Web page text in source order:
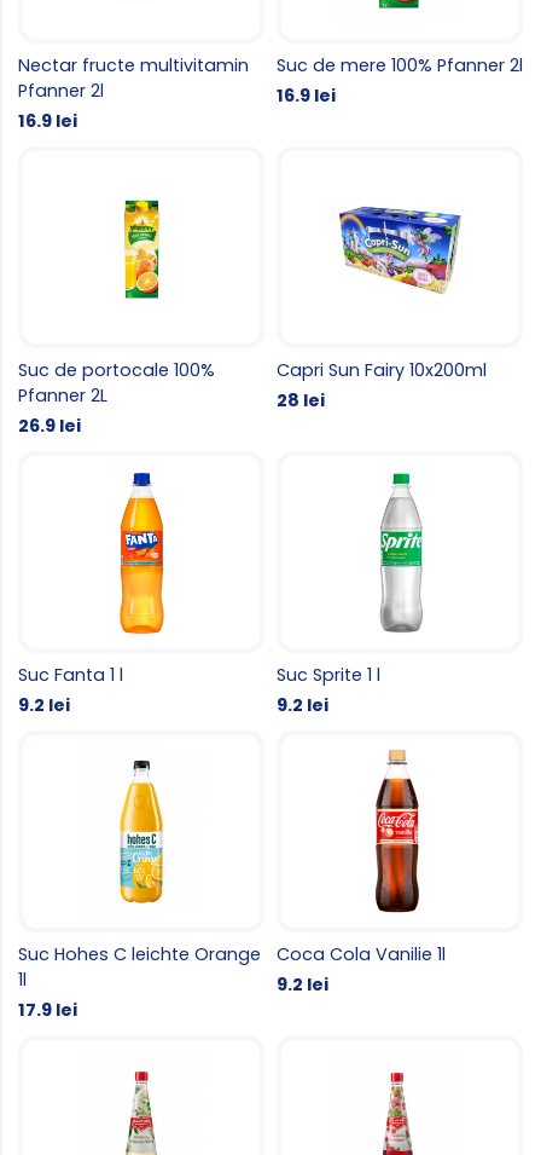
Nectar fructe multivitamin
Pfanner 2l
16.9 lei
Suc de mere 100% Pfanner 2l
16.9 lei
Suc de portocale 100%
Pfanner 2L
26.9 lei
Capri Sun Fairy 10x200ml
28 lei
Suc Fanta 1 l
9.2 lei
Suc Sprite 1 l
9.2 lei
Suc Hohes C leichte Orange
1l
17.9 lei
Coca Cola Vanilie 1l
9.2 lei